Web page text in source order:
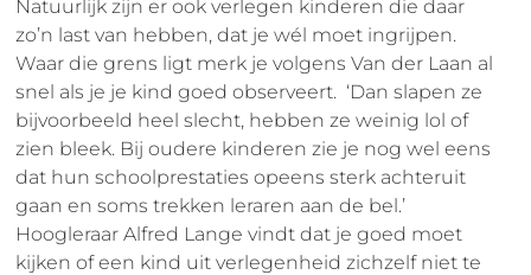
Natuurlijk zijn er ook verlegen kinderen die daar
zo’n last van hebben, dat je wél moet ingrijpen.
Waar die grens ligt merk je volgens Van der Laan al
snel als je je kind goed observeert. ‘Dan slapen ze
bijvoorbeeld heel slecht, hebben ze weinig lol of
zien bleek. Bij oudere kinderen zie je nog wel eens
dat hun schoolprestaties opeens sterk achteruit
gaan en soms trekken leraren aan de bel.’
Hoogleraar Alfred Lange vindt dat je goed moet
kijken of een kind uit verlegenheid zichzelf niet te